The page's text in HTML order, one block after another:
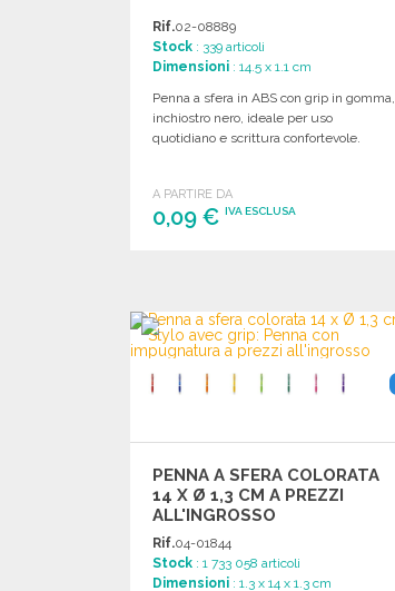
Rif.02-08889
Stock : 339 articoli
Dimensioni : 14.5 x 1.1 cm
Penna a sfera in ABS con grip in gomma,
inchiostro nero, ideale per uso
quotidiano e scrittura confortevole.
A PARTIRE DA
0,09 € IVA ESCLUSA
PENNA A SFERA COLORATA
14 X Ø 1,3 CM A PREZZI
ALL'INGROSSO
Rif.04-01844
Stock : 1 733 058 articoli
Dimensioni : 1.3 x 14 x 1.3 cm